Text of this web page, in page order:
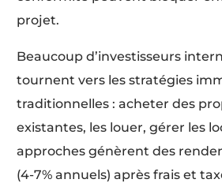
projet.
Beaucoup d’investisseurs
tournent vers les stratégies
traditionnelles : acheter des
existantes, les louer, gérer les
approches génèrent des
(4-7% annuels) après frais et